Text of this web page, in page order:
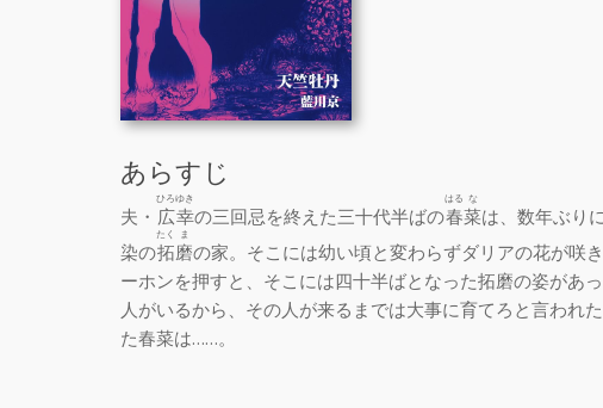
あらすじ
夫・ 広
ひろ
幸
ゆき
の三回忌を終えた三十代半ばの春
はる
菜
な
は、数年ぶり
染の拓
たく
磨
ま
の家。そこには幼い頃と変わらずダリアの花が咲
ーホンを押すと、そこには四十半ばとなった拓磨の姿があ
人がいるから、その人が来るまでは大事に育てろと言われ
た春菜は……。